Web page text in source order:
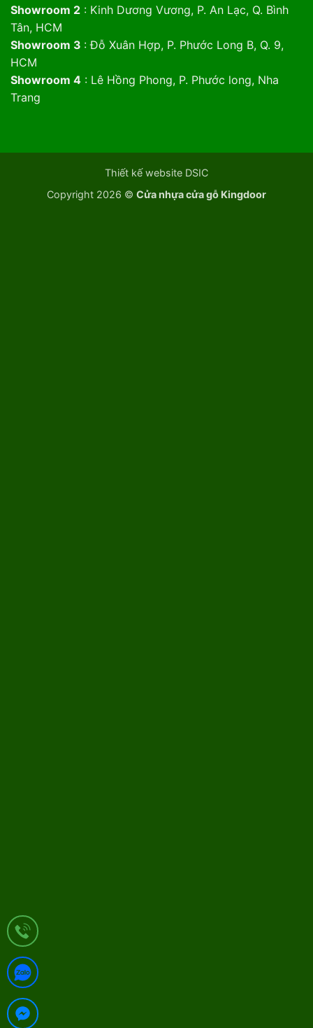
Showroom 2: Kinh Dương Vương, P. An Lạc, Q. Bình
Tân, HCM
Showroom 3 : Đỗ Xuân Hợp, P. Phước Long B, Q. 9,
HCM
Showroom 4: Lê Hồng Phong, P. Phước long, Nha
Trang
Thiết kế website DSIC
Copyright 2026 © Cửa nhựa cửa gỗ Kingdoor